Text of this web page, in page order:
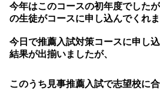
今年はこのコースの初年度でした
の生徒がコースに申し込んでくれま
今日で推薦入試対策コースに申し
結果が出揃いましたが、
このうち見事推薦入試で志望校に合